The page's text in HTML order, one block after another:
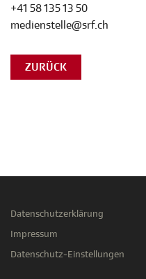
+41 58 135 13 50
medienstelle@srf.ch
ZURÜCK
Datenschutzerklärung
Impressum
Datenschutz-Einstellungen